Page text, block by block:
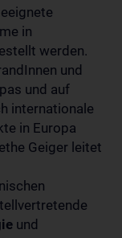
in
werden.
und
und auf
internationale
in Europa
Geiger leitet
und